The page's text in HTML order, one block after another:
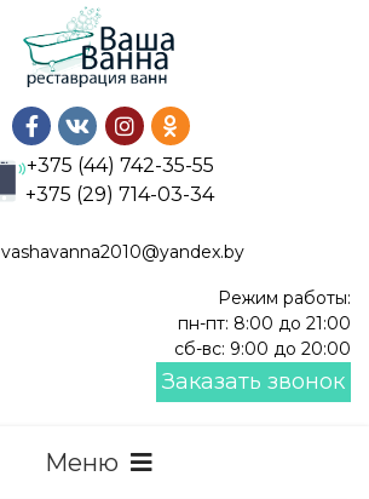
+375 (44) 742-35-55
+375 (29) 714-03-34
vashavanna2010@yandex.by
Режим работы:
пн-пт: 8:00 до 21:00
сб-вс: 9:00 до 20:00
Заказать звонок